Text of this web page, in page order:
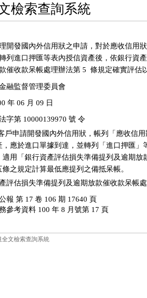
檢索查詢系統
開發國內外信用狀之申請，對於應收信用
轉列進口押匯等表內授信資產後，依銀行資
融監督管理委員會
年 06 月 09 日
字第 10000139970 號 令
戶申請開發國內外信用狀，帳列「應收信
產，應於進口單據到達，並轉列「進口押匯
，適用「銀行資產評估損失準備提列及逾期
評估損失準備提列及逾期放款催收款呆帳
報 第 17 卷 106 期 17640 頁
參考資料 100 年 8 月號第 17 頁
全文檢索查詢系統